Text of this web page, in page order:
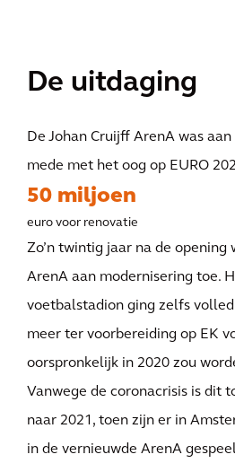
De uitdaging
De Johan Cruijff ArenA was
mede met het oog op EURO
50 miljoen
euro voor renovatie
Zo’n twintig jaar na de opening
ArenA aan modernisering toe.
voetbalstadion ging zelfs
meer ter voorbereiding op EK
oorspronkelijk in 2020 zou
Vanwege de coronacrisis is dit
naar 2021, toen zijn er in
in de vernieuwde ArenA